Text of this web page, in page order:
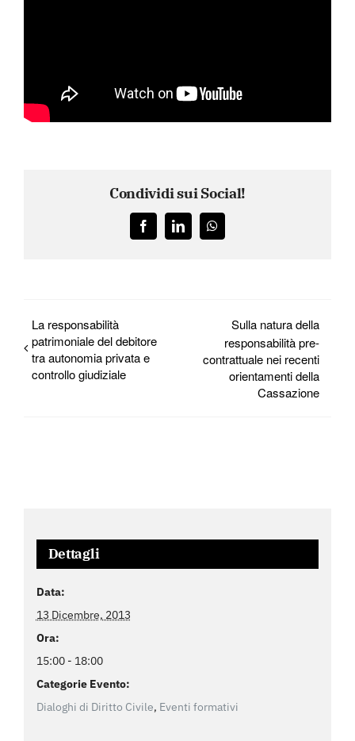
Condividi sui Social!
FacebookLinkedInWhatsApp
La responsabilità
patrimoniale del debitore
tra autonomia privata e
controllo giudiziale
Sulla natura della
responsabilità pre-
contrattuale nei recenti
orientamenti della
Cassazione
Dettagli
Data:
13 Dicembre, 2013
Ora:
15:00 - 18:00
Categorie Evento:
Dialoghi di Diritto Civile, Eventi formativi